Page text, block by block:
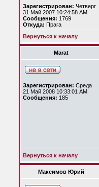
Зарегистрирован: Четверг
31 Май 2007 10:24:58 AM
Сообщения: 1769
Откуда: Прага
Вернуться к началу
Marat
Зарегистрирован: Среда
21 Май 2008 10:33:01 AM
Сообщения: 185
Вернуться к началу
Максимов Юрий